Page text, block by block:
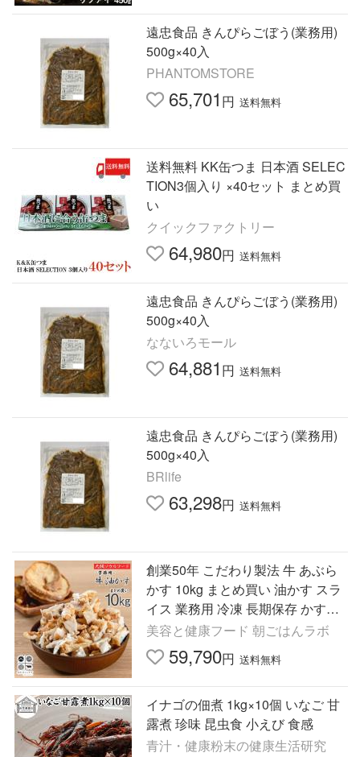
遠忠食品 きんぴらごぼう(業務用)
500g×40入
PHANTOMSTORE
65,701 円 送料無料
送料無料 KK缶つま 日本酒 SELEC
TION3個入り ×40セット まとめ買
い
クイックファクトリー
64,980円 送料無料
遠忠食品 きんぴらごぼう(業務用)
500g×40入
なないろモール
64,881 円 送料無料
遠忠食品 きんぴらごぼう(業務用)
500g×40入
BRlife
63,298円 送料無料
創業50年 こだわり製法 牛 あぶら
かす 10kg まとめ買い 油かす スラ
イス 業務用 冷凍 長期保存 かすう
どん 大阪 ホルモン おつまみ 惣菜
珍味 美味しい
美容と健康フード 朝ごはんラボ
59,790円 送料無料
イナゴの佃煮 1kg×10個 いなご 甘
露煮 珍味 昆虫食 小えび 食感
青汁・健康粉末の健康生活研究